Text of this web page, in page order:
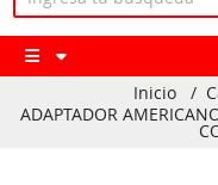
Inicio /
ADAPTADOR